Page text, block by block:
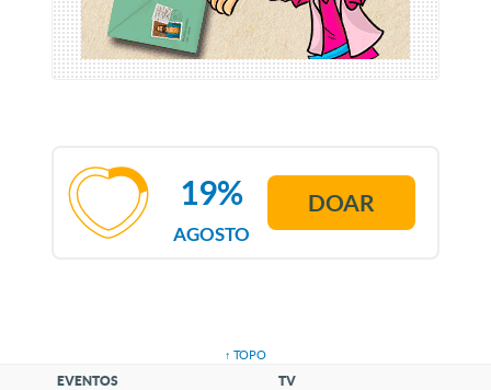
AGOSTO
19% DOAR
↑ TOPO
EVENTOS TV